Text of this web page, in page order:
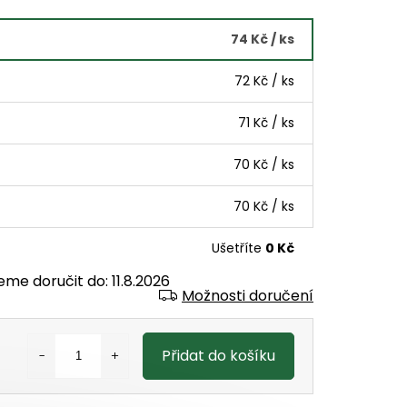
74 Kč / ks
72 Kč / ks
71 Kč / ks
70 Kč / ks
70 Kč / ks
Ušetříte 0 Kč
doručit do: 11.8.2026
Možnosti doručení
Přidat do košíku